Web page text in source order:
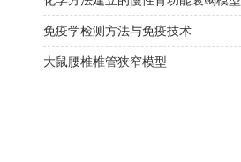
免疫学检测方法与免疫技术
大鼠腰椎椎管狭窄模型